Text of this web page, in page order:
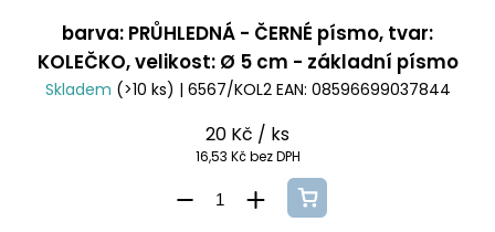
barva: PRŮHLEDNÁ - ČERNÉ písmo, tvar:
KOLEČKO, velikost: Ø 5 cm - základní písmo
Skladem (>10 ks) | 6567/KOL2 EAN: 08596699037844
20 Kč / ks
16,53 Kč bez DPH